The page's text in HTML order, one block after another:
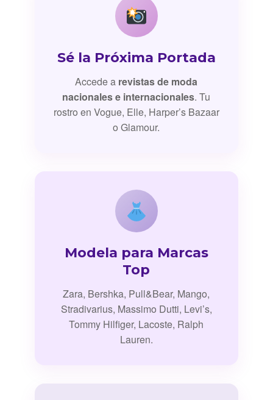
Sé la Próxima Portada
Accede a revistas de moda
nacionales e internacionales. Tu
rostro en Vogue, Elle, Harper’s Bazaar
o Glamour.
Modela para Marcas
Top
Zara, Bershka, Pull&Bear, Mango,
Stradivarius, Massimo Dutti, Levi’s,
Tommy Hilfiger, Lacoste, Ralph
Lauren.